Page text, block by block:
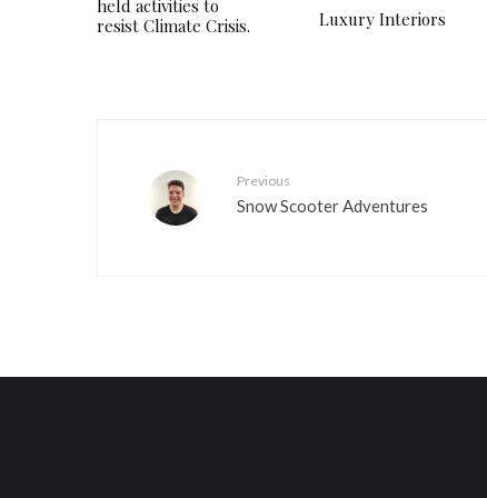
held activities to
resist Climate Crisis.
Luxury Interiors
Previous
Snow Scooter Adventures